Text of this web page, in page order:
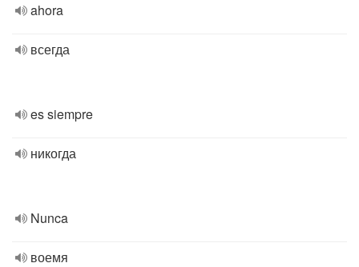
ahora
всегда
es siempre
никогда
Nunca
воемя